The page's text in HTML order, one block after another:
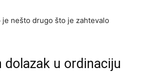
nešto drugo što je zahtevalo
dolazak u ordinaciju